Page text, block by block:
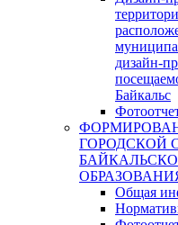
дизайн-
Байкальс
ГОРОДСКОЙ
Общая